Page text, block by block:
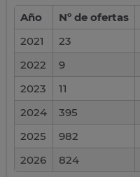
Año Nº de ofertas
2021
23
2022
9
2023
11
2024
395
2025
982
2026
824